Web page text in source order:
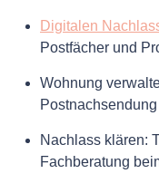
Digitalen
Postfächer und
Wohnung
Nachlass klären:
Fachberatung